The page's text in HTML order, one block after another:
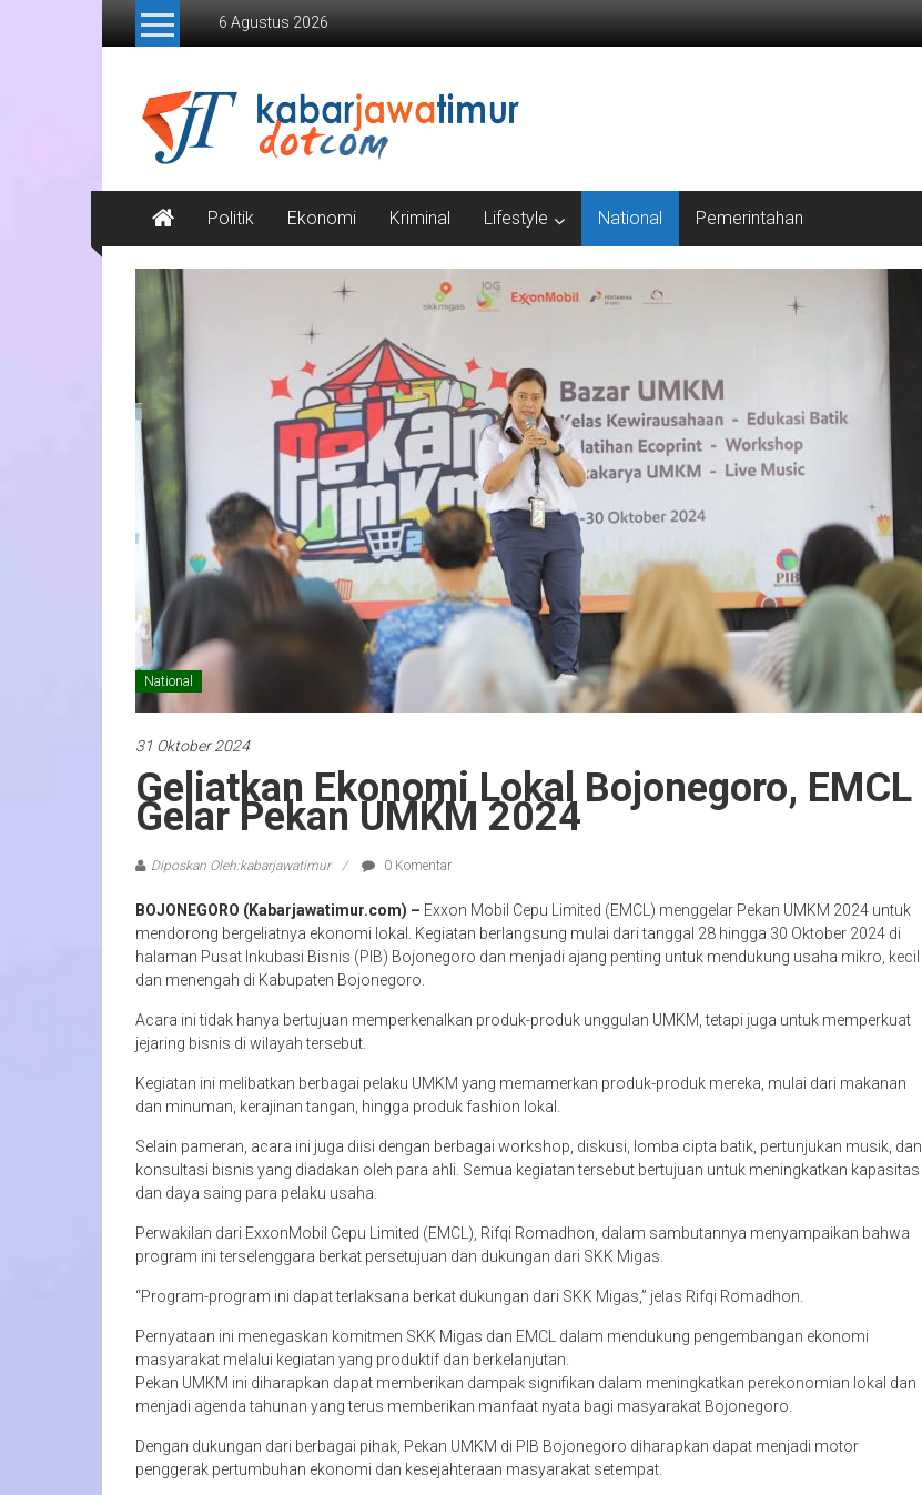
Lompat
6 Agustus 2026
Kabar
Jawa
Timur
Media
Online
Jawa
Timur
Politik Ekonomi Kriminal Lifestyle National Pemerintahan
National
31 Oktober 2024
Geliatkan Ekonomi Lokal Bojonegoro, EMCL
Gelar Pekan UMKM 2024
Diposkan Oleh:kabarjawatimur 0 Komentar
BOJONEGORO (Kabarjawatimur.com) – Exxon Mobil Cepu Limited (EMCL) menggelar Pekan UMKM 2024 untuk
mendorong bergeliatnya ekonomi lokal. Kegiatan berlangsung mulai dari tanggal 28 hingga 30 Oktober 2024 di
halaman Pusat Inkubasi Bisnis (PIB) Bojonegoro dan menjadi ajang penting untuk mendukung usaha mikro, kecil
dan menengah di Kabupaten Bojonegoro.
Acara ini tidak hanya bertujuan memperkenalkan produk-produk unggulan UMKM, tetapi juga untuk memperkuat
jejaring bisnis di wilayah tersebut.
Kegiatan ini melibatkan berbagai pelaku UMKM yang memamerkan produk-produk mereka, mulai dari makanan
dan minuman, kerajinan tangan, hingga produk fashion lokal.
Selain pameran, acara ini juga diisi dengan berbagai workshop, diskusi, lomba cipta batik, pertunjukan musik, dan
konsultasi bisnis yang diadakan oleh para ahli. Semua kegiatan tersebut bertujuan untuk meningkatkan kapasitas
dan daya saing para pelaku usaha.
Perwakilan dari ExxonMobil Cepu Limited (EMCL), Rifqi Romadhon, dalam sambutannya menyampaikan bahwa
program ini terselenggara berkat persetujuan dan dukungan dari SKK Migas.
“Program-program ini dapat terlaksana berkat dukungan dari SKK Migas,” jelas Rifqi Romadhon.
Pernyataan ini menegaskan komitmen SKK Migas dan EMCL dalam mendukung pengembangan ekonomi
masyarakat melalui kegiatan yang produktif dan berkelanjutan.
Pekan UMKM ini diharapkan dapat memberikan dampak signifikan dalam meningkatkan perekonomian lokal dan
menjadi agenda tahunan yang terus memberikan manfaat nyata bagi masyarakat Bojonegoro.
Dengan dukungan dari berbagai pihak, Pekan UMKM di PIB Bojonegoro diharapkan dapat menjadi motor
penggerak pertumbuhan ekonomi dan kesejahteraan masyarakat setempat.